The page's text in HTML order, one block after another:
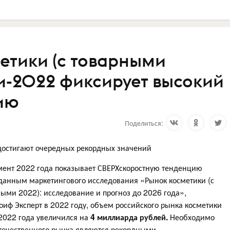
(с товарными
2022 фиксирует высокий
Поделиться:
очередных рекордных значений
2022 года показывает СВЕРХскоростную тенденцию
маркетингового исследования «Рынок косметики (с
2022): исследование и прогноз до 2026 года»,
Эксперт в 2022 году, объем российского рынка косметики
года увеличился на 4 миллиарда рублей. Необходимо